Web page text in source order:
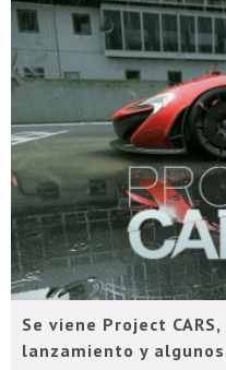
Se viene Project
lanzamiento y